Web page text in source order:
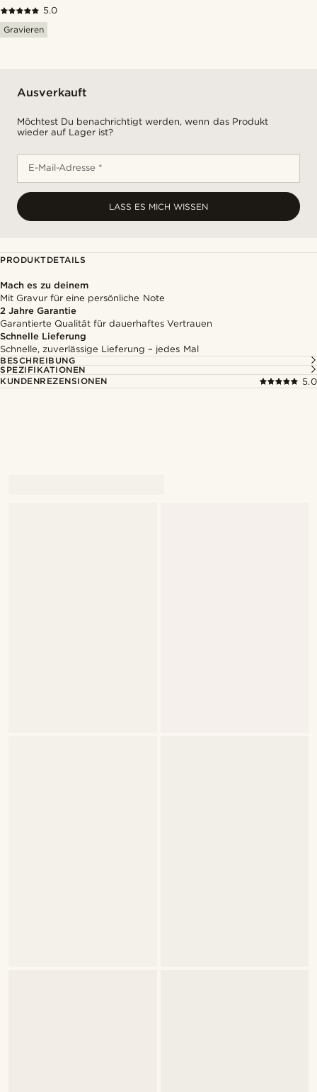
5.0
Gravieren
Ausverkauft
Möchtest Du benachrichtigt werden, wenn das Produkt
wieder auf Lager ist?
E-Mail-Adresse *
LASS ES MICH WISSEN
PRODUKTDETAILS
Mach es zu deinem
Mit Gravur für eine persönliche Note
2 Jahre Garantie
Garantierte Qualität für dauerhaftes Vertrauen
Schnelle Lieferung
Schnelle, zuverlässige Lieferung – jedes Mal
BESCHREIBUNG
SPEZIFIKATIONEN
KUNDENREZENSIONEN
5.0